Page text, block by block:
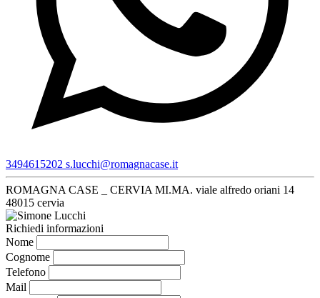
3494615202 s.lucchi@romagnacase.it
ROMAGNA CASE _ CERVIA MI.MA. viale alfredo oriani 14
48015 cervia
Richiedi informazioni
Nome
Cognome
Telefono
Mail